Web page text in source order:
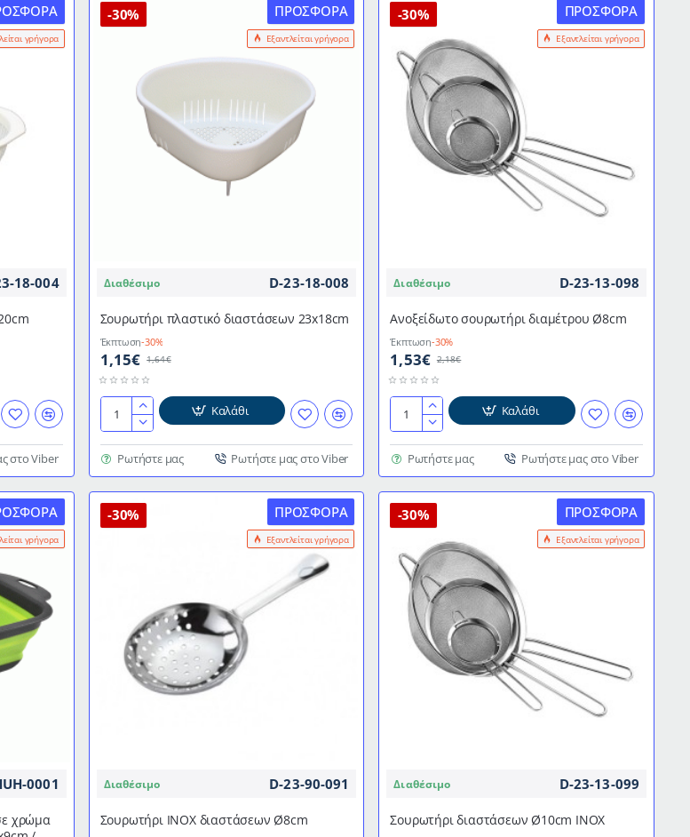
γρήγορα
18-004
στο Viber
ΠΡΟΣΦΟΡΆ
Εξαντλείται γρήγορα
-30%
Διαθέσιμο D-23-18-008
Σουρωτήρι πλαστικό διαστάσεων 23x18cm
Έκπτωση-30%
1,15€ 1,64€
Σουρωτήρι
διαστάσεων
23x18cm
Καλάθι
Ρωτήστε μας Ρωτήστε μας στο Viber
ΠΡΟΣΦΟΡΆ
Εξαντλείται γρήγορα
-30%
Διαθέσιμο D-23-13-098
Aνοξείδωτο σουρωτήρι διαμέτρου Ø8cm
Έκπτωση-30%
1,53€ 2,18€
Aνοξείδωτο
διαμέτρου
Ø8cm
Καλάθι
Ρωτήστε μας Ρωτήστε μας στο Viber
γρήγορα
0001
χρώμα
ΠΡΟΣΦΟΡΆ
Εξαντλείται γρήγορα
-30%
Διαθέσιμο D-23-90-091
Σουρωτήρι ΙΝΟΧ διαστάσεων Ø8cm
ΠΡΟΣΦΟΡΆ
Εξαντλείται γρήγορα
-30%
Διαθέσιμο D-23-13-099
Σουρωτήρι διαστάσεων Ø10cm ΙΝΟΧ